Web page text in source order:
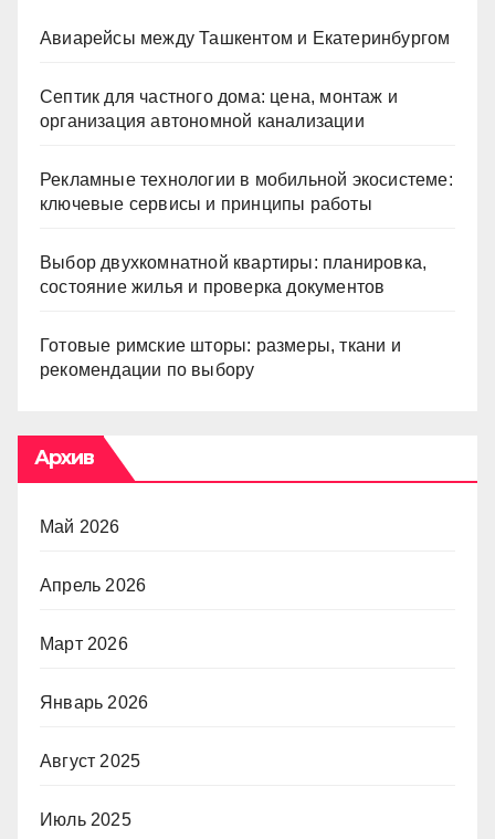
Авиарейсы между Ташкентом и Екатеринбургом
Септик для частного дома: цена, монтаж и
организация автономной канализации
Рекламные технологии в мобильной экосистеме:
ключевые сервисы и принципы работы
Выбор двухкомнатной квартиры: планировка,
состояние жилья и проверка документов
Готовые римские шторы: размеры, ткани и
рекомендации по выбору
Архив
Май 2026
Апрель 2026
Март 2026
Январь 2026
Август 2025
Июль 2025